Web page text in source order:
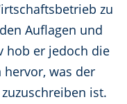
zu
Auflagen und
hob er jedoch die
was der
ist.